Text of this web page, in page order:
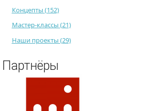
Концепты (152)
Мастер-классы (21)
Наши проекты (29)
Партнёры